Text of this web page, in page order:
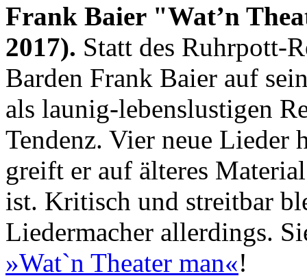
Frank Baier "Wat’n
2017). Statt des Ruhrpott-
Barden Frank Baier auf
als launig-lebenslustigen
Tendenz. Vier neue Lieder
greift er auf älteres
ist. Kritisch und streitbar
Liedermacher allerdings.
»Wat`n Theater man«!